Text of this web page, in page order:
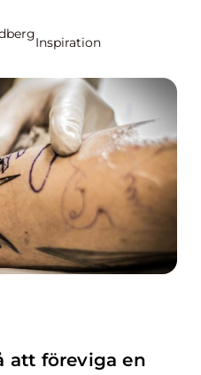
Inspiration
att föreviga en